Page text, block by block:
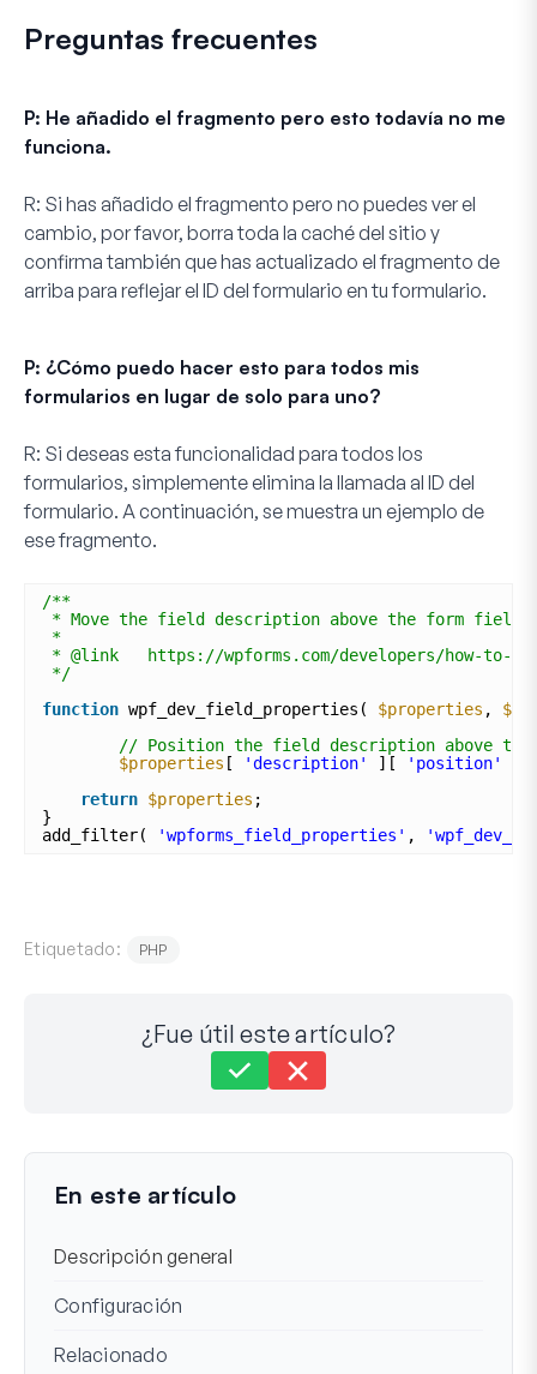
Preguntas frecuentes
P: He añadido el fragmento pero esto todavía no me
funciona.
R: Si has añadido el fragmento pero no puedes ver el
cambio, por favor, borra toda la caché del sitio y
confirma también que has actualizado el fragmento de
arriba para reflejar el ID del formulario en tu formulario.
P: ¿Cómo puedo hacer esto para todos mis
formularios en lugar de solo para uno?
R: Si deseas esta funcionalidad para todos los
formularios, simplemente elimina la llamada al ID del
formulario. A continuación, se muestra un ejemplo de
ese fragmento.
/**
* Move the field description above the form field.
*
* @link   https://wpforms.com/developers/how-
*/
function wpf_dev_field_properties( $properties ,
// Position the field description above
$properties [ 'description' ][ 'position'
return $properties ;
}
add_filter(
'wpforms_field_properties' ,
Etiquetado: PHP
¿Fue útil este artículo?
Última actualización el 19 ene 2024
En este artículo
Descripción general
Configuración
Relacionado